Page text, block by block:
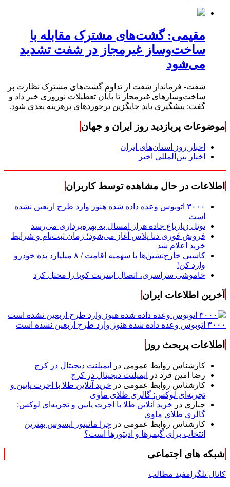
مقیمی: گشت‌های مشترک مقابله با
ساخت‌وساز غیرمجاز در شفت تشدید
می‌شود
شفت- فرماندار شفت از تداوم گشت‌های مشترک نظارت بر
ساخت‌وسازهای غیرمجاز تا پایان تعطیلات نوروزی خبر داد و
گفت: پیشگیری باید جایگزین برخوردهای پرهزینه بعدی شود.
موضوعات پربازدید روز ایران و جهان
اخبار روز استان‌های ایران
اخبار بین‌المللی اخیر
اطلاعات در حال مشاهده توسط کاربران
۳۰۰۰ اتوبوس وعده داده شده هنوز وارد طرح اربعین نشده
است
تونل زیارباغ جاده هراز امسال به بهره‌برداری می‌رسد
فروش فوری دنا پلاس آغاز می‌شود؛ زمان ثبت‌نام و شرایط
خرید اعلام شد
کاسبی خارج‌نشین‌ها با سهمیه اقامت / ۸ میلیارد بده خودرو
وارد کن!
خاموشی سراسری، اتصال اینترنت کوبا را مختل کرد
آخرین اطلاعات ایران
۳۰۰۰ اتوبوس وعده داده شده هنوز وارد طرح اربعین نشده است
اطلاعات پربحث روز
کارشناس روابط عمومی در
ایمپلنت دیجیتال در کرج
رضا امین فرد در
ایمپلنت دیجیتال در کرج
کارشناس روابط عمومی در خرید آنلاین طلا با اجرت پایین و
تجربه‌ای لوکس: گالری طلای ماوی
جباری در خرید آنلاین طلا با اجرت پایین و تجربه‌ای لوکس:
گالری طلای ماوی
کارشناس روابط عمومی در چرا مانیتور ایسوس بهترین
انتخاب برای گیمرها و ادیتورها است؟
شبکه های اجتماعی
کانال تلگرامفید مطالب